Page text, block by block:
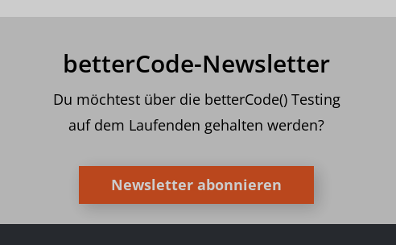
betterCode-Newsletter
Du möchtest über die betterCode() Testing
auf dem Laufenden gehalten werden?
Newsletter abonnieren